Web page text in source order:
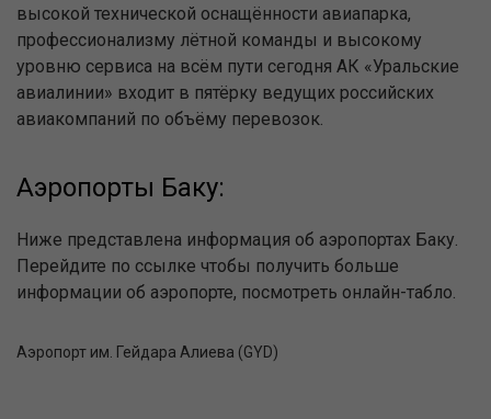
высокой технической оснащённости авиапарка,
профессионализму лётной команды и высокому
уровню сервиса на всём пути сегодня АК «Уральские
авиалинии» входит в пятёрку ведущих российских
авиакомпаний по объёму перевозок.
Аэропорты Баку:
Ниже представлена информация об аэропортах Баку.
Перейдите по ссылке чтобы получить больше
информации об аэропорте, посмотреть онлайн-табло.
Аэропорт им. Гейдара Алиева (GYD)